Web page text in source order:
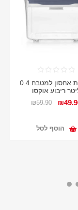
קופסת אחסון למטבח 0.4
ריבוע אוקסו
₪59.90
הוסף לסל